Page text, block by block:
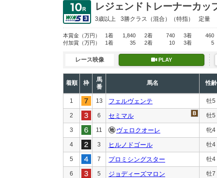
レジェンドトレーナーカッ
3歳以上 3勝クラス （混合）（特指） 定量
本賞金 （万円） 1着 1,840 2着 740 3着
460
付加賞 （万円） 1着 35 2着 10 3着 5
レース映像 PLAY
着順 枠
馬
番
馬名 性齢
1 13 フェルヴェンテ 牡5
2 6 セミマル 牡5
3 11 ヴェロクオーレ 牝4
4 3 ヒルノドゴール 牡4
5 7 プロミシングスター 牡4
6 5 ジョディーズマロン 牡7